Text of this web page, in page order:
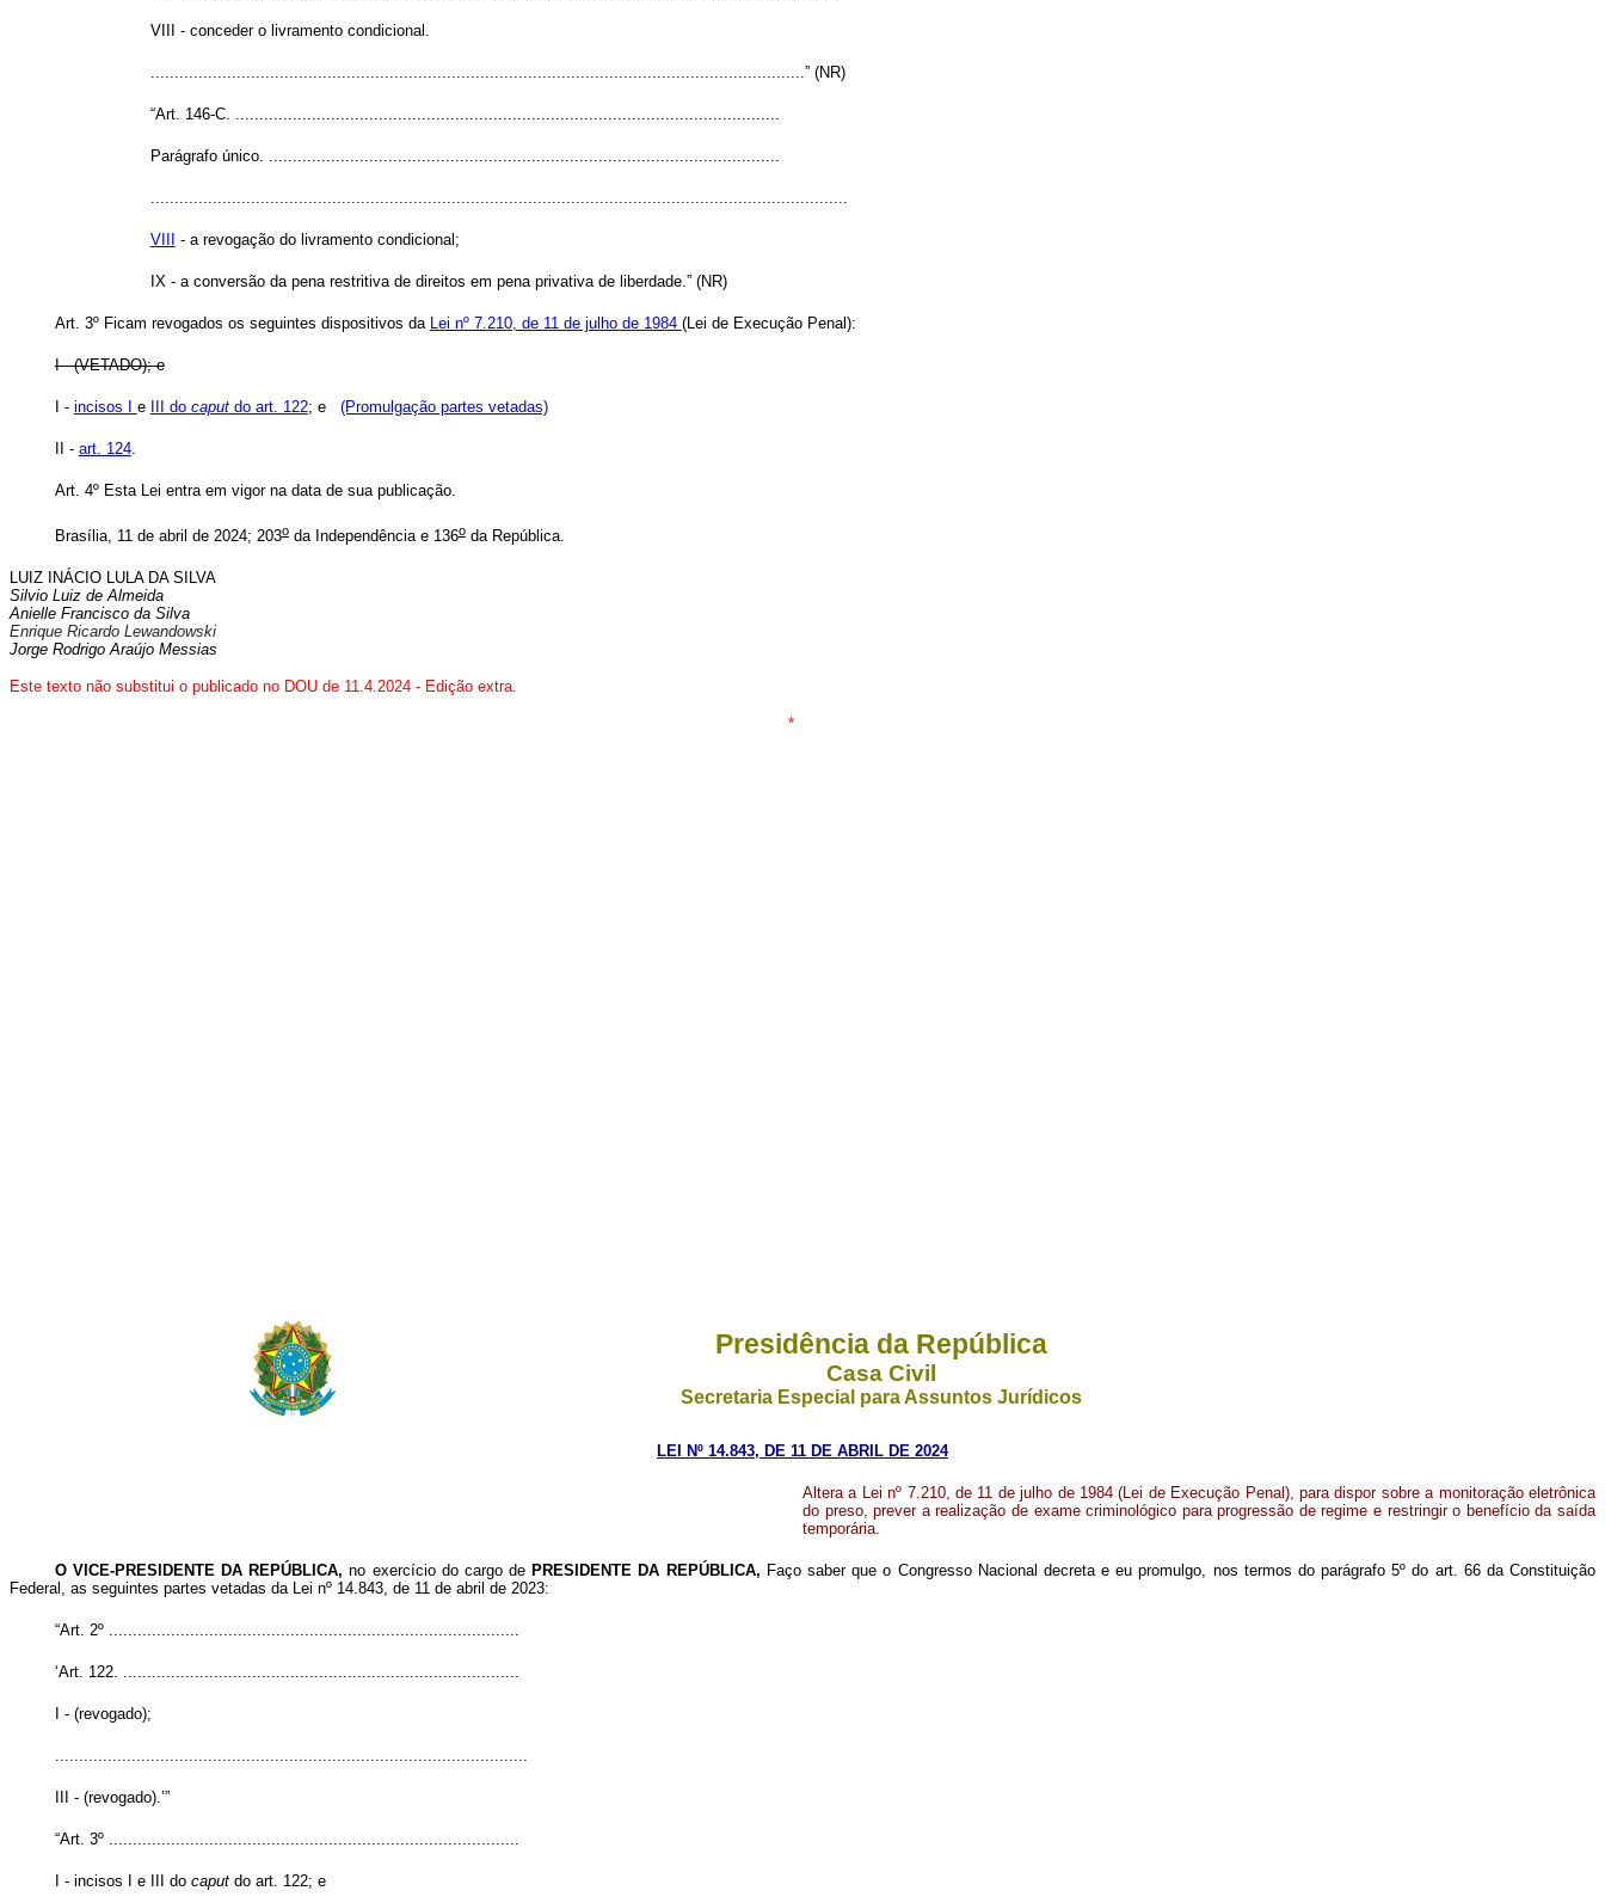
VIII - conceder o livramento condicional.
.........................................................................................................................................” (NR)
“Art. 146-C. ..................................................................................................................
Parágrafo único. ...........................................................................................................
..................................................................................................................................................
VIII - a revogação do livramento condicional;
IX - a conversão da pena restritiva de direitos em pena privativa de liberdade.” (NR)
Art. 3º Ficam revogados os seguintes dispositivos da Lei nº 7.210, de 11 de julho de 1984 (Lei de Execução Penal):
I - (VETADO); e
I - incisos I e III do caputdo art. 122; e (Promulgação partes vetadas)
II - art. 124.
Art. 4º Esta Lei entra em vigor na data de sua publicação.
Brasília, 11 de abril de 2024; 203oda Independência e 136oda República.
LUIZ INÁCIO LULA DA SILVA
Silvio Luiz de Almeida
Anielle Francisco da Silva
Enrique Ricardo Lewandowski
Jorge Rodrigo Araújo Messias
Este texto não substitui o publicado no DOU de 11.4.2024 - Edição extra.
*
Presidência da República
Casa Civil
Secretaria Especial para Assuntos Jurídicos
LEI Nº 14.843, DE 11 DE ABRIL DE 2024
Altera a Lei nº 7.210, de 11 de julho de 1984 (Lei de Execução Penal), para dispor sobre a monitoração eletrônica
do preso, prever a realização de exame criminológico para progressão de regime e restringir o benefício da saída
temporária.
O VICE-PRESIDENTE DA REPÚBLICA,no exercício do cargo de PRESIDENTE DA REPÚBLICA, Faço saber que o Congresso Nacional decreta e eu promulgo, nos termos do parágrafo 5º do art. 66 da Constituição
Federal, as seguintes partes vetadas da Lei nº 14.843, de 11 de abril de 2023:
“Art. 2º ......................................................................................
‘Art. 122. ...................................................................................
I - (revogado);
...................................................................................................
III - (revogado).’”
“Art. 3º ......................................................................................
I - incisos I e III do caput do art. 122; e